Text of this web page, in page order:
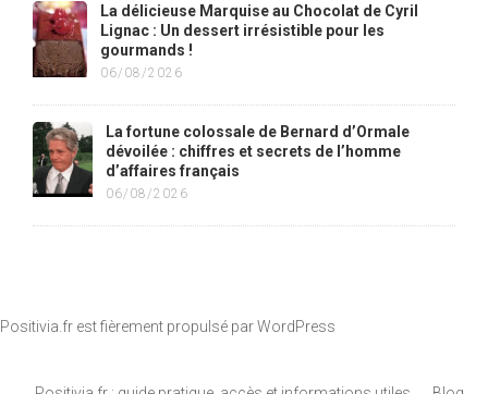
La délicieuse Marquise au Chocolat de Cyril
Lignac : Un dessert irrésistible pour les
gourmands !
06/08/2026
La fortune colossale de Bernard d’Ormale
dévoilée : chiffres et secrets de l’homme
d’affaires français
06/08/2026
Positivia.fr est fièrement propulsé parWordPress